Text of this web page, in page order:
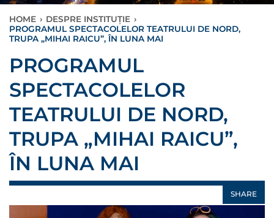
HOME › DESPRE INSTITUȚIE ›
PROGRAMUL SPECTACOLELOR TEATRULUI DE NORD,
TRUPA „MIHAI RAICU”, ÎN LUNA MAI
PROGRAMUL
SPECTACOLELOR
TEATRULUI DE NORD,
TRUPA „MIHAI RAICU”,
ÎN LUNA MAI
SHARE